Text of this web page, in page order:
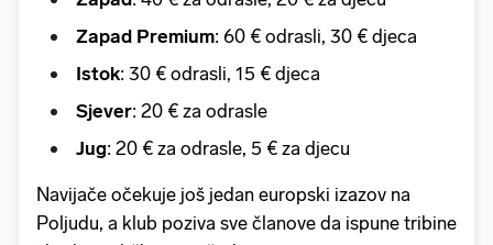
Zapad Premium: 60 € odrasli, 30 € djeca
Istok: 30 € odrasli, 15 € djeca
Sjever: 20 € za odrasle
Jug: 20 € za odrasle, 5 € za djecu
Navijače očekuje još jedan europski izazov na
Poljudu, a klub poziva sve članove da ispune tribine